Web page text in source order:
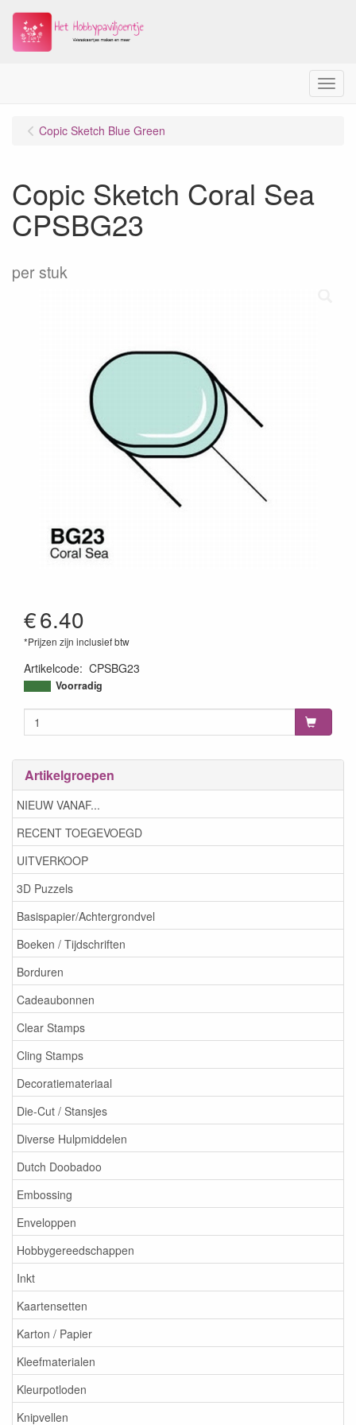
Menu
Artikelgroepen
NIEUW VANAF...
RECENT TOEGEVOEGD
UITVERKOOP
3D Puzzels
Basispapier/Achtergrondvel
Boeken / Tijdschriften
Borduren
Cadeaubonnen
Clear Stamps
Cling Stamps
Decoratiemateriaal
Die-Cut / Stansjes
Diverse Hulpmiddelen
Dutch Doobadoo
Embossing
Enveloppen
Hobbygereedschappen
Inkt
Kaartensetten
Karton / Papier
Kleefmaterialen
Kleurpotloden
Knipvellen
Copic Sketch Blue Green
Copic Sketch Coral Sea
CPSBG23
per stuk
€6.40
*Prijzen zijn inclusief btw
Artikelcode: CPSBG23
4511338008492
Voorradig